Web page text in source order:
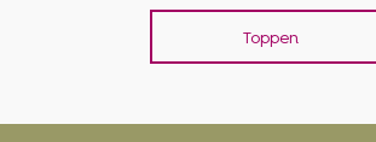
Toppen